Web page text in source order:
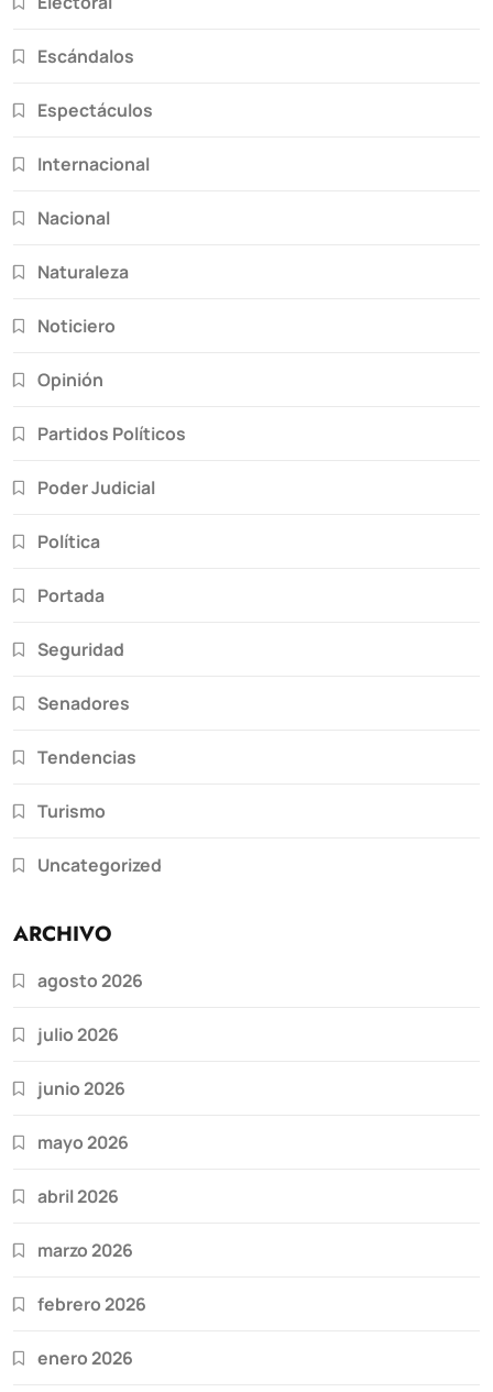
Escándalos
Espectáculos
Internacional
Nacional
Naturaleza
Noticiero
Opinión
Partidos Políticos
Poder Judicial
Política
Portada
Seguridad
Senadores
Tendencias
Turismo
Uncategorized
ARCHIVO
agosto 2026
julio 2026
junio 2026
mayo 2026
abril 2026
marzo 2026
febrero 2026
enero 2026